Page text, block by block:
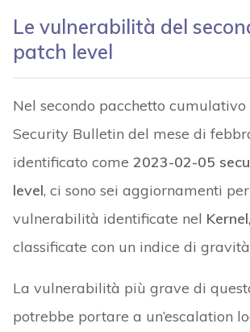
Le vulnerabilità del
patch level
Nel secondo pacchetto cumulativo
Security Bulletin del mese di
identificato come 2023-02-05
level, ci sono sei aggiornamenti
vulnerabilità identificate nel Kernel
classificate con un indice di
La vulnerabilità più grave di
potrebbe portare a un’escalation